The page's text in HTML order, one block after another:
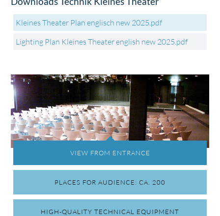
Kleines Theater Plan englisch new 2025.pdf
Lighting Plan Kleines Theater english new 2025.pdf
VIEW FROM ENTRANCE
PLACES FOR AUDIENCE: CA. 200
HIGH-QUALITY TECHNICAL EQUIPMENT